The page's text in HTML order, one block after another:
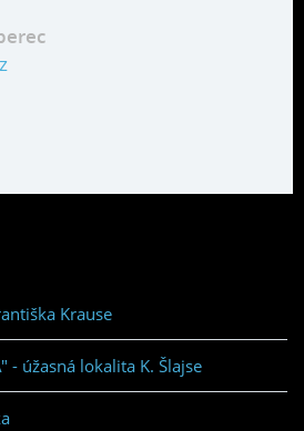
Krause
- úžasná lokalita K. Šlajse